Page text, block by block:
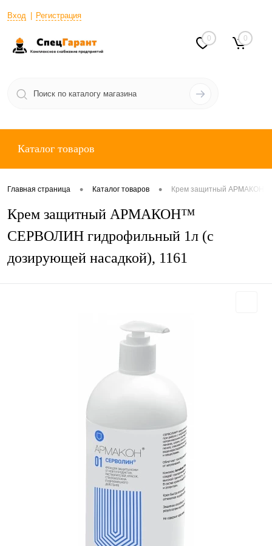
Вход Регистрация
0 0
Каталог товаров
Главная страница • Каталог товаров • Крем защитный АРМАКОН™
Крем защитный АРМАКОН™
СЕРВОЛИН гидрофильный 1л (с
дозирующей насадкой), 1161